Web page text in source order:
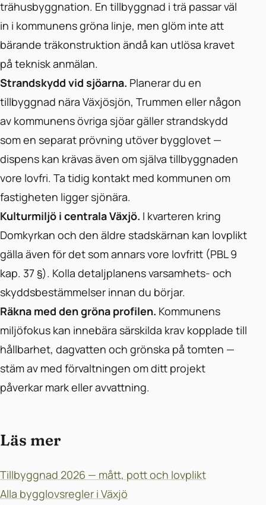
trähusbyggnation. En tillbyggnad i trä passar väl
in i kommunens gröna linje, men glöm inte att
bärande träkonstruktion ändå kan utlösa kravet
på teknisk anmälan.
Strandskydd vid sjöarna. Planerar du en
tillbyggnad nära Växjösjön, Trummen eller någon
av kommunens övriga sjöar gäller strandskydd
som en separat prövning utöver bygglovet —
dispens kan krävas även om själva tillbyggnaden
vore lovfri. Ta tidig kontakt med kommunen om
fastigheten ligger sjönära.
Kulturmiljö i centrala Växjö. I kvarteren kring
Domkyrkan och den äldre stadskärnan kan lovplikt
gälla även för det som annars vore lovfritt (PBL 9
kap. 37 §). Kolla detaljplanens varsamhets- och
skyddsbestämmelser innan du börjar.
Räkna med den gröna profilen. Kommunens
miljöfokus kan innebära särskilda krav kopplade till
hållbarhet, dagvatten och grönska på tomten —
stäm av med förvaltningen om ditt projekt
påverkar mark eller avvattning.
Läs mer
Tillbyggnad 2026 — mått, pott och lovplikt
Alla bygglovsregler i Växjö